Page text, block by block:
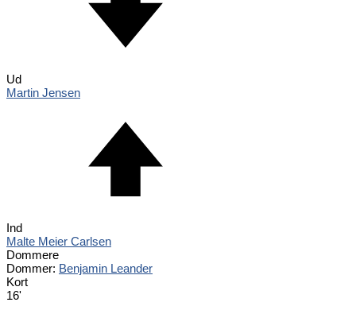
Ud
Martin Jensen
Ind
Malte Meier Carlsen
Dommere
Dommer: Benjamin Leander
Kort
16'